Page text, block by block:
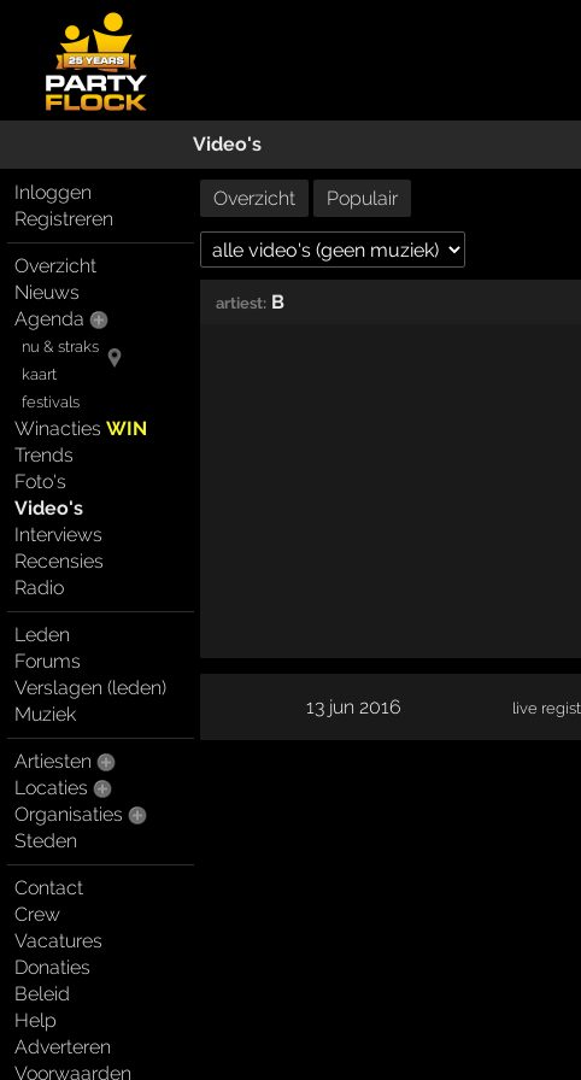
Video's
Inloggen
Registreren
Overzicht
Nieuws
Agenda
nu & straks
kaart
festivals
WinactiesWIN
Trends
Foto's
Video's
Interviews
Recensies
Radio
Leden
Forums
Verslagen (leden)
Muziek
Artiesten
Locaties
Organisaties
Steden
Contact
Crew
Vacatures
Donaties
Beleid
Help
Adverteren
Voorwaarden
Overzicht Populair
artiest: B
13 jun 2016 live